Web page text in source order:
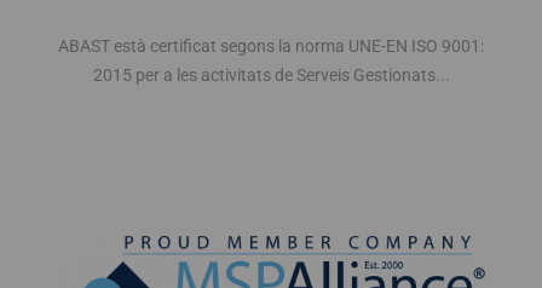
ABAST està certificat segons la norma UNE-EN ISO 9001:
2015 per a les activitats de Serveis Gestionats...